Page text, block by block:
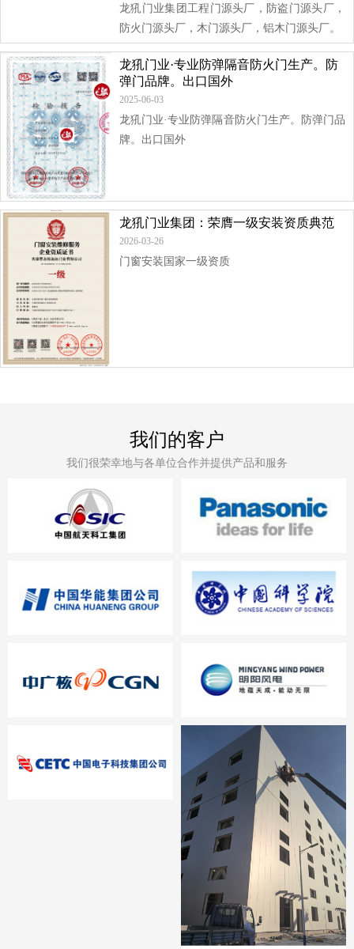
龙犼门业集团工程门源头厂，防盗门源头厂，
防火门源头厂，木门源头厂，铝木门源头厂。
龙犼门业·专业防弹隔音防火门生产。防
弹门品牌。出口国外
2025-06-03
龙犼门业·专业防弹隔音防火门生产。防弹门品
牌。出口国外
龙犼门业集团：荣膺一级安装资质典范
2026-03-26
门窗安装国家一级资质
我们的客户
我们很荣幸地与各单位合作并提供产品和服务